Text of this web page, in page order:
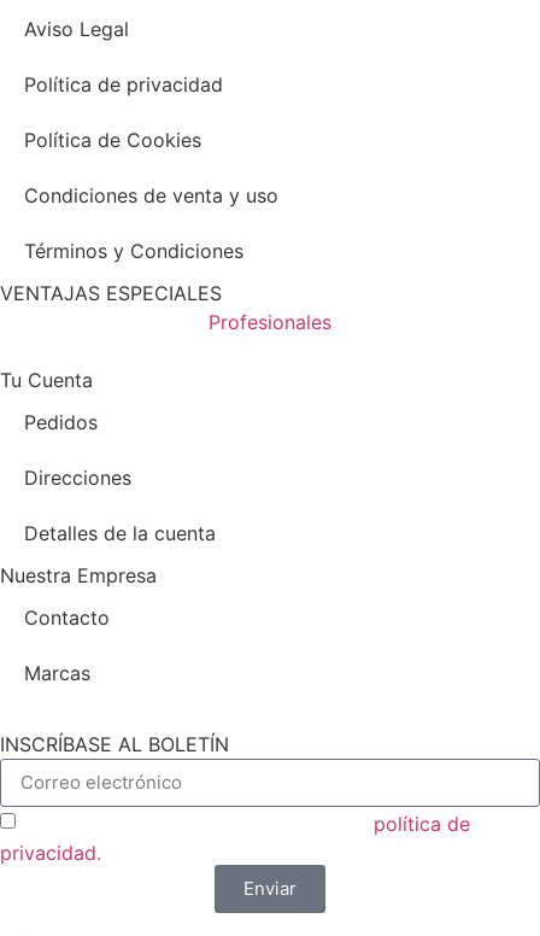
Aviso Legal
Política de privacidad
Política de Cookies
Condiciones de venta y uso
Términos y Condiciones
VENTAJAS ESPECIALES
Profesionales
Tu Cuenta
Pedidos
Direcciones
Detalles de la cuenta
Nuestra Empresa
Contacto
Marcas
INSCRÍBASE AL BOLETÍN
política de
privacidad.
Enviar